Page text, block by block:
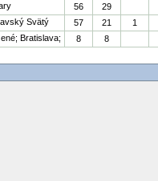
56 29
Svätý
57 21 1
Bratislava;
8 8